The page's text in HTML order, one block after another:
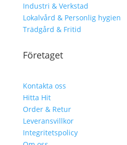
Industri & Verkstad
Lokalvård & Personlig hygien
Trädgård & Fritid
Företaget
Kontakta oss
Hitta Hit
Order & Retur
Leveransvillkor
Integritetspolicy